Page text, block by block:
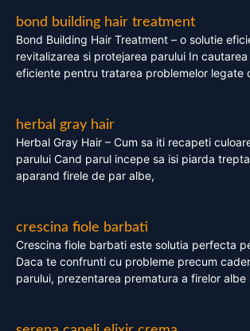
bond building hair treatment
Bond Building Hair Treatment – o solutie
revitalizarea si protejarea parului In
eficiente pentru tratarea problemelor legate
herbal gray hair
Herbal Gray Hair – Cum sa iti recapeti
parului Cand parul incepe sa isi piarda
aparand firele de par albe,
crescina fiole barbati
Crescina fiole barbati este solutia perfecta
Daca te confrunti cu probleme precum
parului, prezentarea prematura a firelor albe